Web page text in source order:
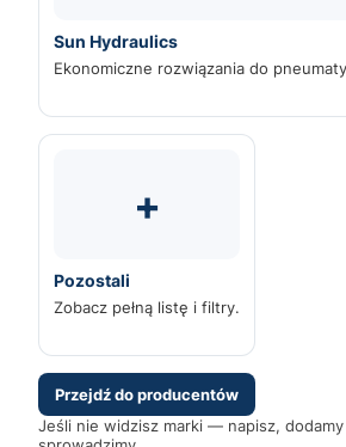
Sun Hydraulics
Ekonomiczne rozwiązania do
+
Pozostali
Zobacz pełną listę i filtry.
Przejdź do producentów
Jeśli nie widzisz marki — napisz,